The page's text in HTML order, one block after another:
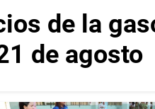
de la
de agosto